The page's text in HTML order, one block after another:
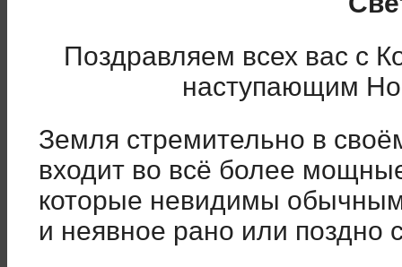
Поздравляем всех вас с
наступающим
Земля стремительно в
входит во всё более
которые невидимы
и неявное рано или поздно